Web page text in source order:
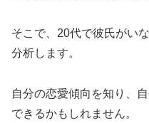
そこで、20代で彼氏がい
分析します。
自分の恋愛傾向を知り、
できるかもしれません。